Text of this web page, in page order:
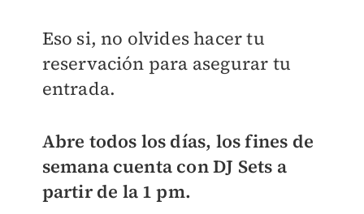
Eso si, no olvides hacer tu
reservación para asegurar tu
entrada.
Abre todos los días, los fines de
semana cuenta con DJ Sets a
partir de la 1 pm.